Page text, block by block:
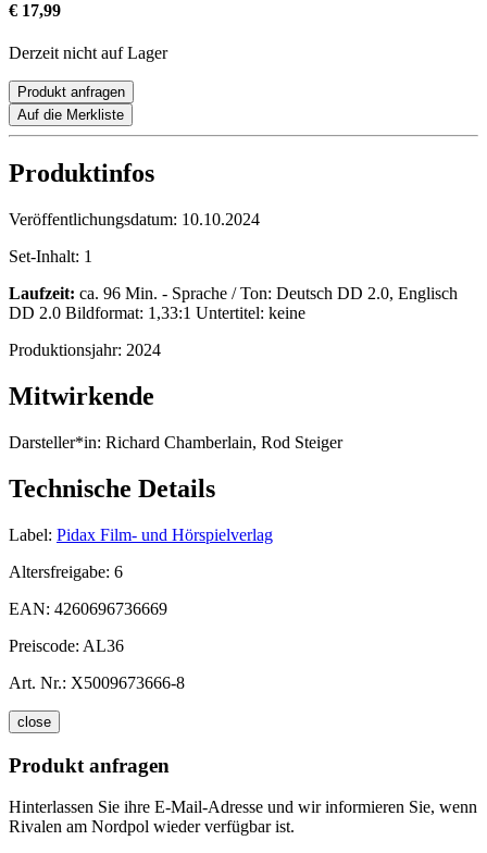
€ 17,99
Derzeit nicht auf Lager
Produkt anfragen
Auf die Merkliste
Produktinfos
Veröffentlichungsdatum: 10.10.2024
Set-Inhalt: 1
Laufzeit: ca. 96 Min. - Sprache / Ton: Deutsch DD 2.0, Englisch
DD 2.0 Bildformat: 1,33:1 Untertitel: keine
Produktionsjahr: 2024
Mitwirkende
Darsteller*in: Richard Chamberlain, Rod Steiger
Technische Details
Label: Pidax Film- und Hörspielverlag
Altersfreigabe: 6
EAN: 4260696736669
Preiscode: AL36
Art. Nr.: X5009673666-8
close
Produkt anfragen
Hinterlassen Sie ihre E-Mail-Adresse und wir informieren Sie, wenn
Rivalen am Nordpol wieder verfügbar ist.